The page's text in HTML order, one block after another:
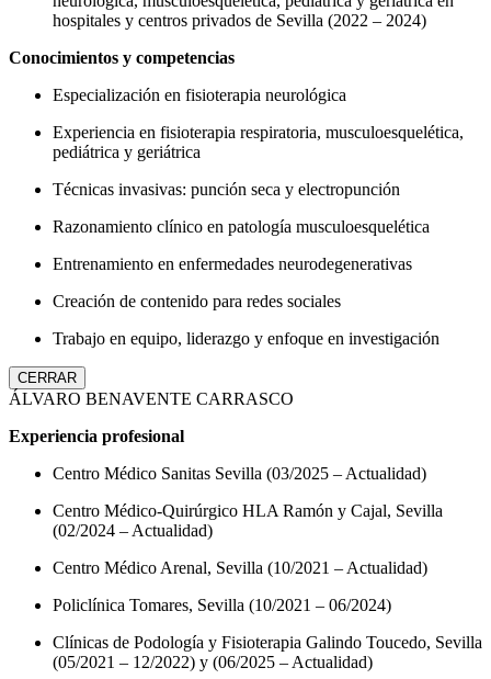
hospitales y centros privados de Sevilla (2022 – 2024)
Conocimientos y competencias
Especialización en fisioterapia neurológica
Experiencia en fisioterapia respiratoria, musculoesquelética,
pediátrica y geriátrica
Técnicas invasivas: punción seca y electropunción
Razonamiento clínico en patología musculoesquelética
Entrenamiento en enfermedades neurodegenerativas
Creación de contenido para redes sociales
Trabajo en equipo, liderazgo y enfoque en investigación
CERRAR
ÁLVARO BENAVENTE CARRASCO
Experiencia profesional
Centro Médico Sanitas Sevilla (03/2025 – Actualidad)
Centro Médico-Quirúrgico HLA Ramón y Cajal, Sevilla
(02/2024 – Actualidad)
Centro Médico Arenal, Sevilla (10/2021 – Actualidad)
Policlínica Tomares, Sevilla (10/2021 – 06/2024)
Clínicas de Podología y Fisioterapia Galindo Toucedo, Sevilla
(05/2021 – 12/2022) y (06/2025 – Actualidad)